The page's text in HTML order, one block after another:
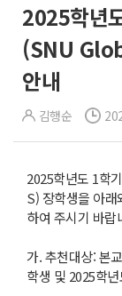
2025학년
(SNU
안내
김행순
2025학년도 1학
S) 장학생을 아래
하여 주시기 바랍
가. 추천대상: 본
학생 및 2025학